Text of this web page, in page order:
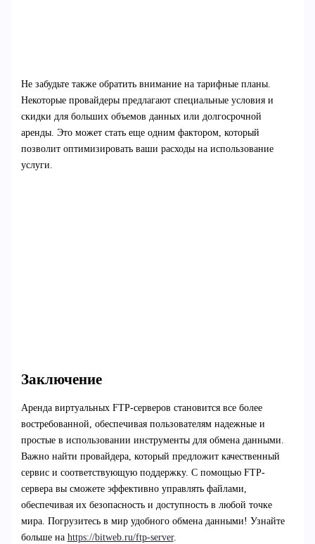
Не забудьте также обратить внимание на тарифные планы.
Некоторые провайдеры предлагают специальные условия и
скидки для больших объемов данных или долгосрочной
аренды. Это может стать еще одним фактором, который
позволит оптимизировать ваши расходы на использование
услуги.
Заключение
Аренда виртуальных FTP-серверов становится все более
востребованной, обеспечивая пользователям надежные и
простые в использовании инструменты для обмена данными.
Важно найти провайдера, который предложит качественный
сервис и соответствующую поддержку. С помощью FTP-
сервера вы сможете эффективно управлять файлами,
обеспечивая их безопасность и доступность в любой точке
мира. Погрузитесь в мир удобного обмена данными! Узнайте
больше на https://bitweb.ru/ftp-server.